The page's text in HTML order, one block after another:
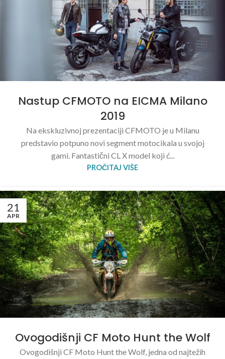
Nastup CFMOTO na EICMA Milano
2019
Na ekskluzivnoj prezentaciji CFMOTO je u Milanu
predstavio potpuno novi segment motocikala u svojoj
gami. Fantastični CL X model koji ć...
PROČITAJ VIŠE
21
APR
Ovogodišnji CF Moto Hunt the Wolf
Ovogodišnji CF Moto Hunt the Wolf, jedna od najtežih